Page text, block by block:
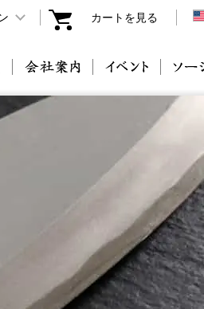
カートを見る
メディア掲載 会社案内 イベント